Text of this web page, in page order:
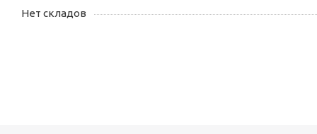
Нет складов